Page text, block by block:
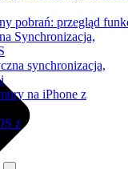
pobrań: przegląd
Synchronizacja,
synchronizacja,
na iPhone z
z